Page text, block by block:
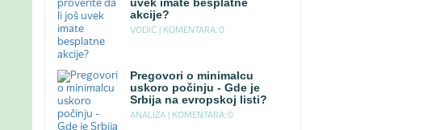
akcije?
VODIC | KOMENTARA: 0
Pregovori o minimalcu
uskoro počinju - Gde je
Srbija na evropskoj listi?
ANALIZA | KOMENTARA: 0